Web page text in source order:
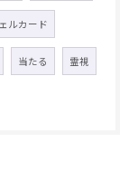
ルカード
当たる 霊視